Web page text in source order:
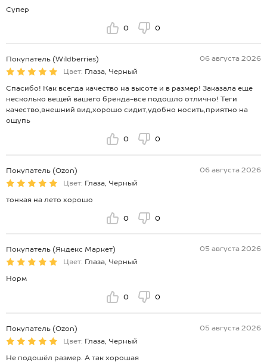
Супер
0 0
Покупатель (Wildberries)
06 августа 2026
Цвет: Глаза, Черный
Спасибо! Как всегда качество на высоте и в размер! Заказала еще
несколько вещей вашего бренда-все подошло отлично! Теги
качество,внешний вид,хорошо сидит,удобно носить,приятно на
ощупь
0 0
Покупатель (Ozon)
06 августа 2026
Цвет: Глаза, Черный
тонкая на лето хорошо
0 0
Покупатель (Яндекс Маркет)
05 августа 2026
Цвет: Глаза, Черный
Норм
0 0
Покупатель (Ozon)
05 августа 2026
Цвет: Глаза, Черный
Не подошёл размер. А так хорошая